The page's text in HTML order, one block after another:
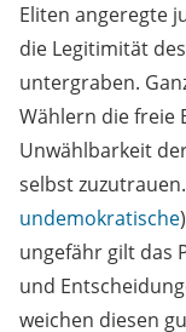
Eliten angeregte
die Legitimität
untergraben.
Wählern die freie
Unwählbarkeit
selbst
undemokratische
ungefähr gilt das
und
weichen diesen